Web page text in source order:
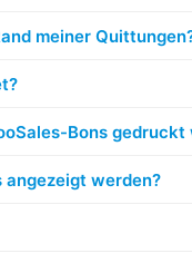
meiner
Bons gedruckt
angezeigt werden?